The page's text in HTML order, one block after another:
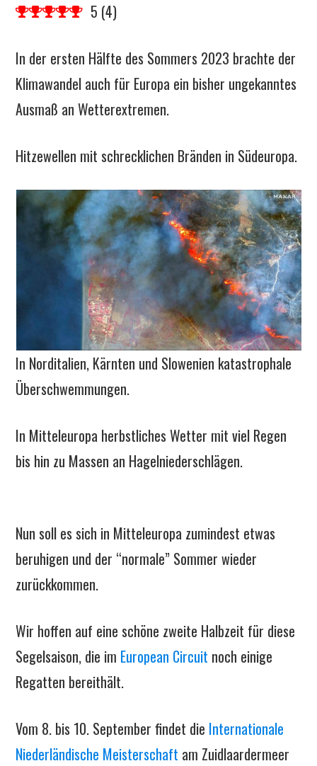
5 (4)
In der ersten Hälfte des Sommers 2023 brachte der
Klimawandel auch für Europa ein bisher ungekanntes
Ausmaß an Wetterextremen.
Hitzewellen mit schrecklichen Bränden in Südeuropa.
In Norditalien, Kärnten und Slowenien katastrophale
Überschwemmungen.
In Mitteleuropa herbstliches Wetter mit viel Regen
bis hin zu Massen an Hagelniederschlägen.
Nun soll es sich in Mitteleuropa zumindest etwas
beruhigen und der “normale” Sommer wieder
zurückkommen.
Wir hoffen auf eine schöne zweite Halbzeit für diese
Segelsaison, die im European Circuit noch einige
Regatten bereithält.
Vom 8. bis 10. September findet die Internationale
Niederländische Meisterschaft am Zuidlaardermeer